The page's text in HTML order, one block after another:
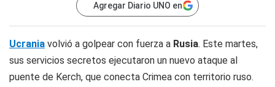
Agregar Diario UNO en
Ucrania volvió a golpear con fuerza a Rusia. Este martes,
sus servicios secretos ejecutaron un nuevo ataque al
puente de Kerch, que conecta Crimea con territorio ruso.